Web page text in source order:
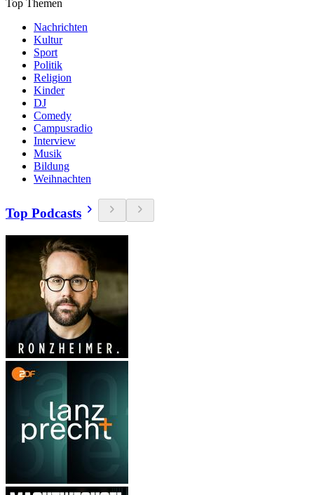
Top Themen
Nachrichten
Kultur
Sport
Politik
Religion
Kinder
DJ
Comedy
Campusradio
Interview
Musik
Bildung
Weihnachten
Top Podcasts